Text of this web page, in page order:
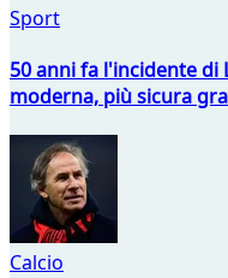
Sport
50 anni fa l'incidente di
moderna, più sicura
Calcio